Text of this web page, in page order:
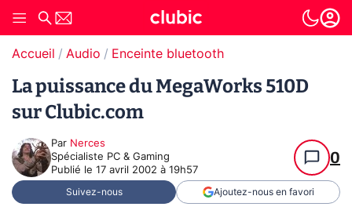
Accueil Audio Enceinte bluetooth
La puissance du MegaWorks 510D
sur Clubic.com
Par Nerces
Spécialiste PC & Gaming
Publié le 17 avril 2002 à 19h57
0
Suivez-nous Ajoutez-nous en favori